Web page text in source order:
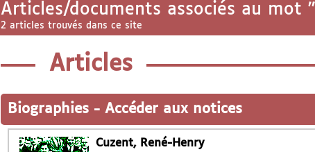
Articles/documents associés au mot "
2 articles trouvés dans ce site
Articles
Biographies - Accéder aux notices
Cuzent, René-Henry